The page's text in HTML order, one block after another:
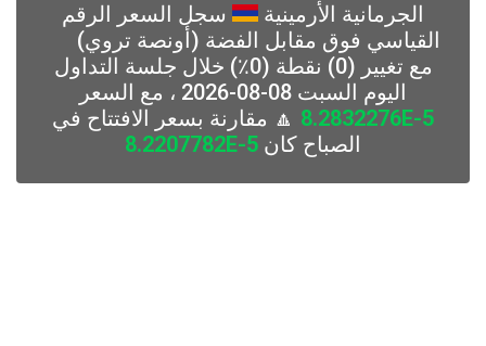
الجرمانية الأرمينية
سجل السعر الرقم
القياسي فوق مقابل الفضة (أونصة تروي)
مع تغيير (0) نقطة (0٪) خلال جلسة التداول
اليوم السبت 08-08-2026 ، مع السعر
8.2832276E-5 🔼 مقارنة بسعر الافتتاح في
الصباح كان 8.2207782E-5